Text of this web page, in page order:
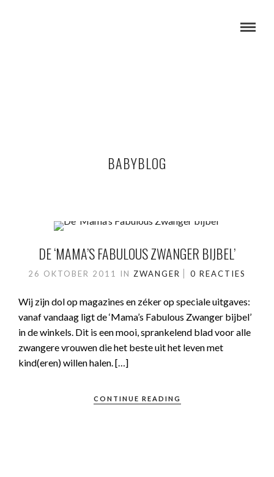
BABYBLOG
DE ‘MAMA’S FABULOUS ZWANGER BIJBEL’
26 OKTOBER 2011 IN ZWANGER 0 REACTIES
Wij zijn dol op magazines en zéker op speciale uitgaves:
vanaf vandaag ligt de ‘Mama’s Fabulous Zwanger bijbel’
in de winkels. Dit is een mooi, sprankelend blad voor alle
zwangere vrouwen die het beste uit het leven met
kind(eren) willen halen. […]
CONTINUE READING